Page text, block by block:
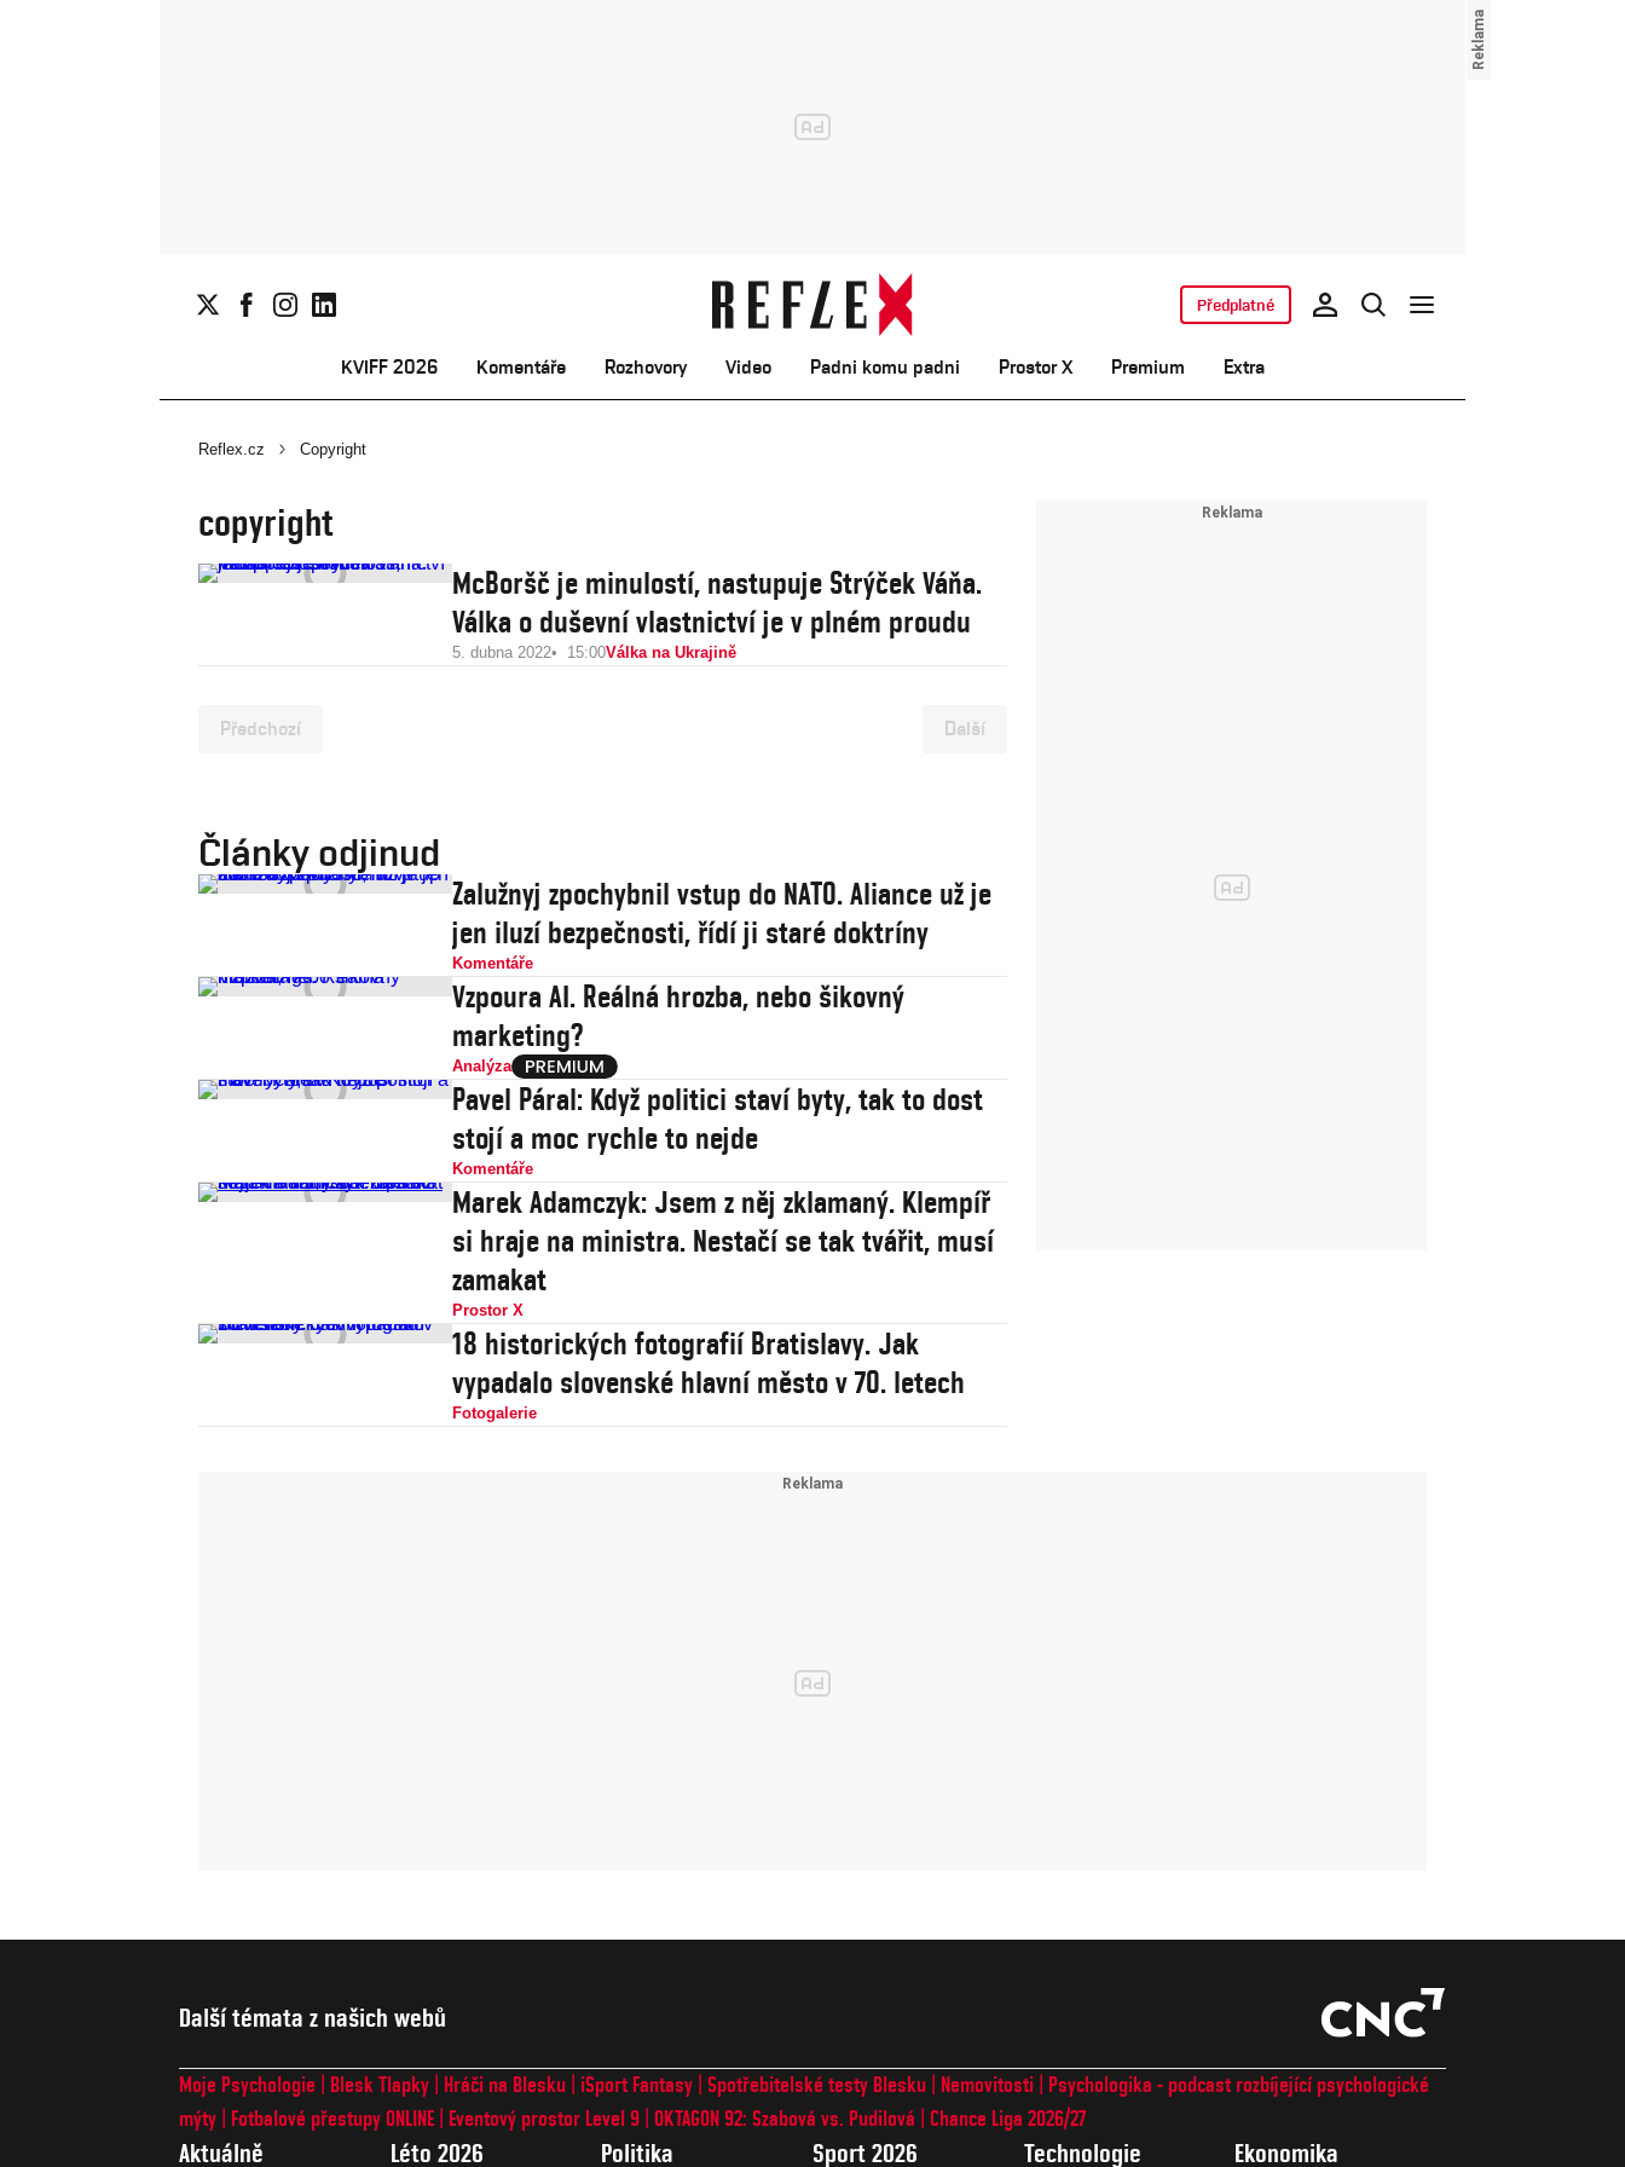
KVIFF 2026 Komentáře Rozhovory Video Padni komu padni Prostor X Premium Extra
Předplatné
Reflex.cz Copyright
copyright
McBoršč je minulostí, nastupuje Strýček Váňa.
Válka o duševní vlastnictví je v plném proudu
5. dubna 2022 15:00Válka na Ukrajině
Předchozí Další
Články odjinud
Zalužnyj zpochybnil vstup do NATO. Aliance už je
jen iluzí bezpečnosti, řídí ji staré doktríny
Komentáře
Vzpoura AI. Reálná hrozba, nebo šikovný
marketing?
Analýza
Pavel Páral: Když politici staví byty, tak to dost
stojí a moc rychle to nejde
Komentáře
Marek Adamczyk: Jsem z něj zklamaný. Klempíř
si hraje na ministra. Nestačí se tak tvářit, musí
zamakat
Prostor X
18 historických fotografií Bratislavy. Jak
vypadalo slovenské hlavní město v 70. letech
Fotogalerie
Další témata z našich webů
Moje Psychologie Blesk Tlapky Hráči na Blesku iSport Fantasy Spotřebitelské testy Blesku Nemovitosti
Psychologika - podcast rozbíjející psychologické
mýty
Fotbalové přestupy ONLINE Eventový prostor Level 9 OKTAGON 92: Szabová vs. Pudilová Chance Liga 2026/27
Aktuálně Léto 2026 Politika Sport 2026 Technologie Ekonomika